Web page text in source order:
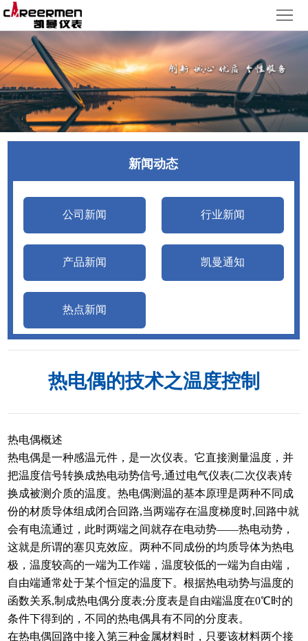
网
首
页
品
中
心
质
量
体
新
闻
客
新闻动态
公司新闻 行业新闻
产品新闻 凯曼通知
热点新闻
热电偶的技术之温度控制
热电偶概述
热电偶是一种感温元件，是一次仪表。它直接测量温度，并
把温度信号转换成热电动势信号,通过电气仪表(二次仪表)转
换成被测介质的温度。热电偶测温的基本原理是两种不同成
份的材质导体组成闭合回路,当两端存在温度梯度时,回路中就
会有电流通过，此时两端之间就存在电动势——热电动势，
这就是所谓的塞贝克效应。两种不同成份的均质导体为热电
极，温度较高的一端为工作端，温度较低的一端为自由端，
自由端通常处于某个恒定的温度下。根据热电动势与温度的
函数关系,制成热电偶分度表;分度表是自由端温度在0℃时的
条件下得到的，不同的热电偶具有不同的分度表。
在热电偶回路中接入第三种金属材料时，只要该材料两个接